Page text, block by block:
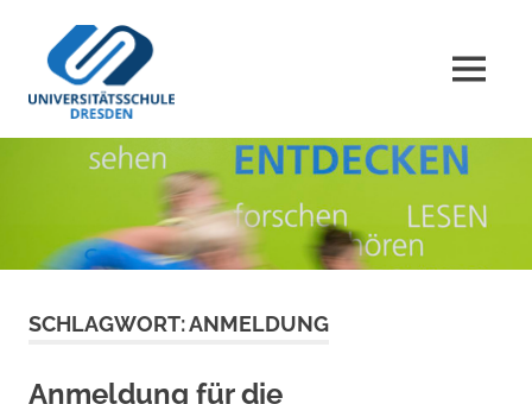
springen
Universitätsschule
Forschungsprojekt
MENÜ
SCHLAGWORT:ANMELDUNG
Anmeldung für die